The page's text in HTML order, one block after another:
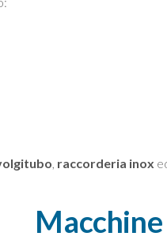
raccorderia inox